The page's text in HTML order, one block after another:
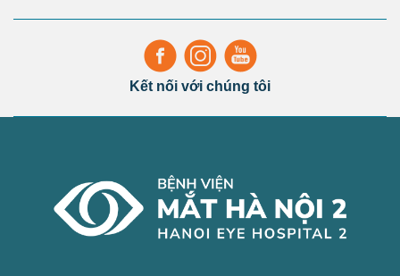
Kết nối với chúng tôi